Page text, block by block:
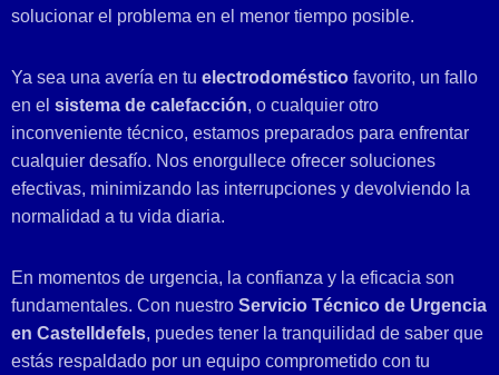
solucionar el problema en el menor tiempo posible.
Ya sea una avería en tu electrodoméstico favorito, un fallo
en el sistema de calefacción, o cualquier otro
inconveniente técnico, estamos preparados para enfrentar
cualquier desafío. Nos enorgullece ofrecer soluciones
efectivas, minimizando las interrupciones y devolviendo la
normalidad a tu vida diaria.
En momentos de urgencia, la confianza y la eficacia son
fundamentales. Con nuestro Servicio Técnico de Urgencia
en Castelldefels, puedes tener la tranquilidad de saber que
estás respaldado por un equipo comprometido con tu